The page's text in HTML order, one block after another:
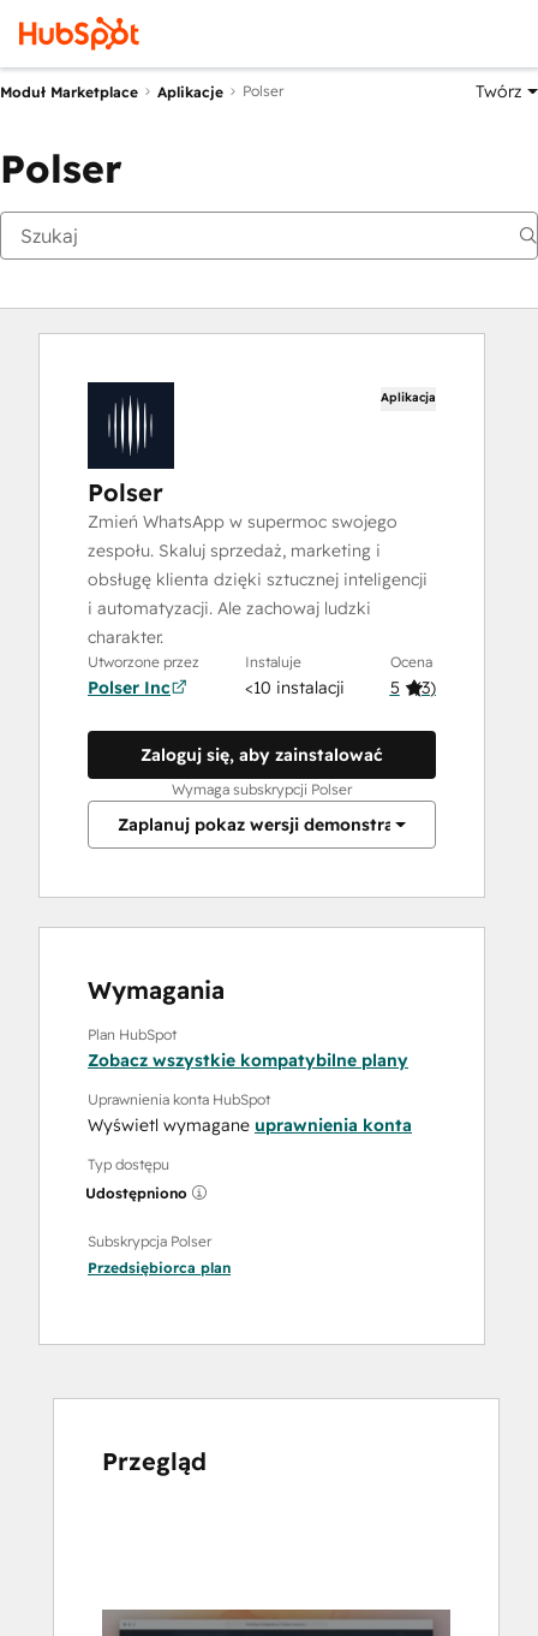
Moduł Marketplace Aplikacje Polser Twórz
Polser
Aplikacja
Polser
Zmień WhatsApp w supermoc swojego
zespołu. Skaluj sprzedaż, marketing i
obsługę klienta dzięki sztucznej inteligencji
i automatyzacji. Ale zachowaj ludzki
charakter.
Utworzone przez
Polser Inc
Instaluje
<10 instalacji
Ocena
5 (3)
Zaloguj się, aby zainstalować
Wymaga subskrypcji Polser
Zaplanuj pokaz wersji demonstracyjnej
Wymagania
Plan HubSpot
Zobacz wszystkie kompatybilne plany
Uprawnienia konta HubSpot
Wyświetl wymagane uprawnienia konta
Typ dostępu
Udostępniono
Subskrypcja Polser
Przedsiębiorca plan
Przegląd
przeglądać